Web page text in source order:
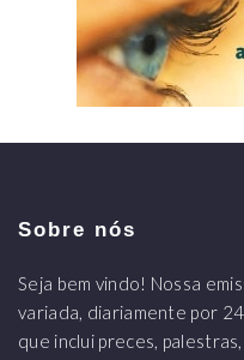
Sobre nós
Seja bem vindo! Nossa
variada, diariamente por
que inclui preces,